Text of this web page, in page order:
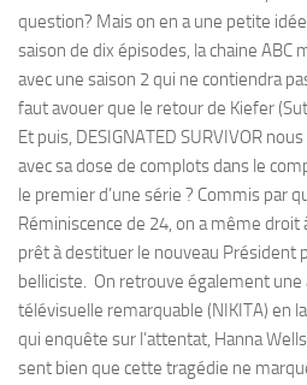
question? Mais on en a une petite
saison de dix épisodes, la chaine ABC
avec une saison 2 qui ne contiendra
faut avouer que le retour de Kiefer
Et puis, DESIGNATED SURVIVOR
avec sa dose de complots dans le
le premier d’une série ? Commis par
Réminiscence de 24, on a même droit
prêt à destituer le nouveau Président
belliciste. On retrouve également une
télévisuelle remarquable (NIKITA) en
qui enquête sur l’attentat, Hanna
sent bien que cette tragédie ne